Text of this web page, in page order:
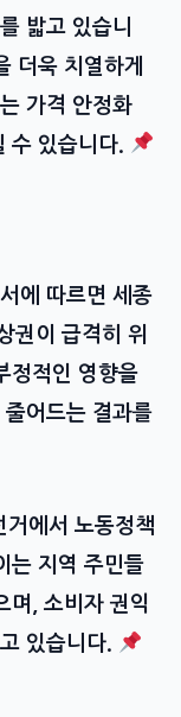
밟고 있습니
더욱 치열하게
가격 안정화
수 있습니다.
에 따르면 세종
권이 급격히 위
정적인 영향을
어드는 결과를
거에서 노동정책
는 지역 주민들
며, 소비자 권익
있습니다.